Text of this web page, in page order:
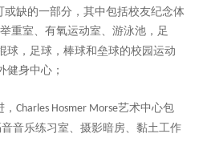
或缺的一部分，其中包括校友纪念体
重室、有氧运动室、游泳池，足
球，足球，棒球和垒球的校园运动
健身中心；
，Charles Hosmer Morse艺术中心包
音乐练习室、摄影暗房、黏土工作